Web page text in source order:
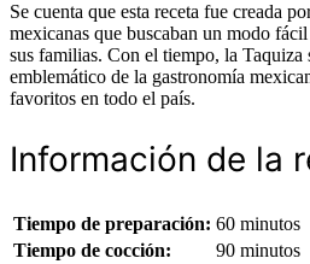
Se cuenta que esta receta fue creada
mexicanas que buscaban un modo
sus familias. Con el tiempo, la
emblemático de la gastronomía
favoritos en todo el país.
Información de la
Tiempo de preparación: 60 minutos
Tiempo de cocción:
90 minutos